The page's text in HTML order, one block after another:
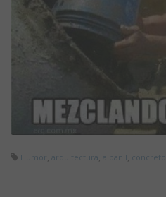
Humor , arquitectura, albañil, concreto